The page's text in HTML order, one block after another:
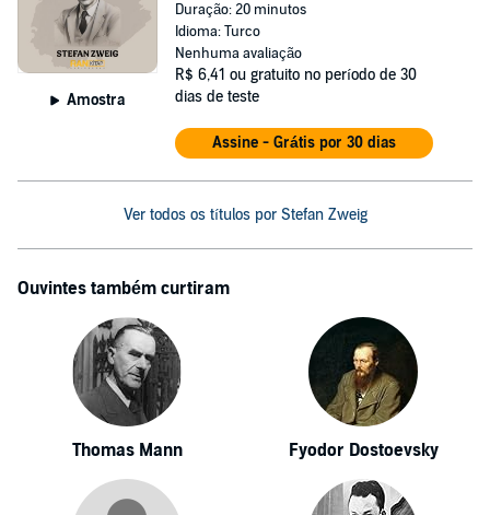
Amostra
Duração: 20 minutos
Idioma: Turco
Nenhuma avaliação
R$ 6,41 ou gratuito no período de 30
dias de teste
Assine - Grátis por 30 dias
Ver todos os títulos por Stefan Zweig
Ouvintes também curtiram
Thomas Mann Fyodor Dostoevsky